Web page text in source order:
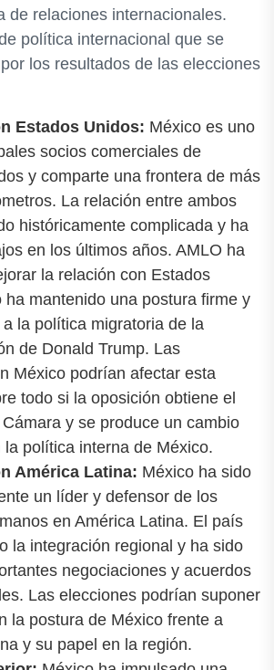
de relaciones internacionales.
política internacional que se
los resultados de las elecciones
Estados Unidos: México es uno
socios comerciales de
y comparte una frontera de más
La relación entre ambos
históricamente complicada y ha
en los últimos años. AMLO ha
la relación con Estados
ha mantenido una postura firme y
la política migratoria de la
de Donald Trump. Las
México podrían afectar esta
todo si la oposición obtiene el
y se produce un cambio
la política interna de México.
América Latina: México ha sido
un líder y defensor de los
en América Latina. El país
la integración regional y ha sido
negociaciones y acuerdos
Las elecciones podrían suponer
la postura de México frente a
y su papel en la región.